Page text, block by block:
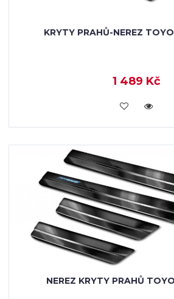
KRYTY PRAHŮ-NEREZ
1 489 Kč
KOUPIT
NEREZ KRYTY PRAHŮ